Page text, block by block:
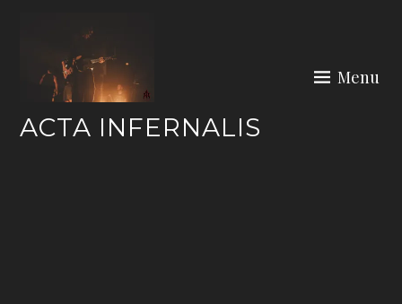
ACTA INFERNALIS
Menu